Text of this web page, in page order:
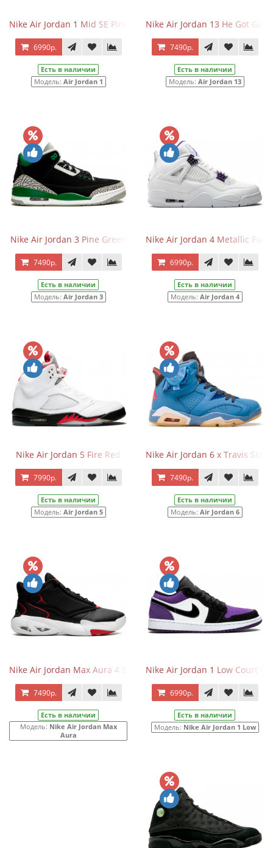
Nike Air Jordan 1 Mid SE Pine Green
6990р.
Есть в наличии
Модель: Air Jordan 1
Nike Air Jordan 13 He Got
7490р.
Есть в наличии
Модель: Air Jordan 13
Nike Air Jordan 3 Pine Green
7490р.
Есть в наличии
Модель: Air Jordan 3
Nike Air Jordan 4 Metallic
6990р.
Есть в наличии
Модель: Air Jordan 4
Nike Air Jordan 5 Fire Red
7990р.
Есть в наличии
Модель: Air Jordan 5
Nike Air Jordan 6 x Travis
7490р.
Есть в наличии
Модель: Air Jordan 6
Nike Air Jordan Max Aura 4 Bred
7490р.
Есть в наличии
Модель: Nike Air Jordan Max
Aura
Nike Air Jordan 1 Low Court
6990р.
Есть в наличии
Модель: Nike Air Jordan 1 Low